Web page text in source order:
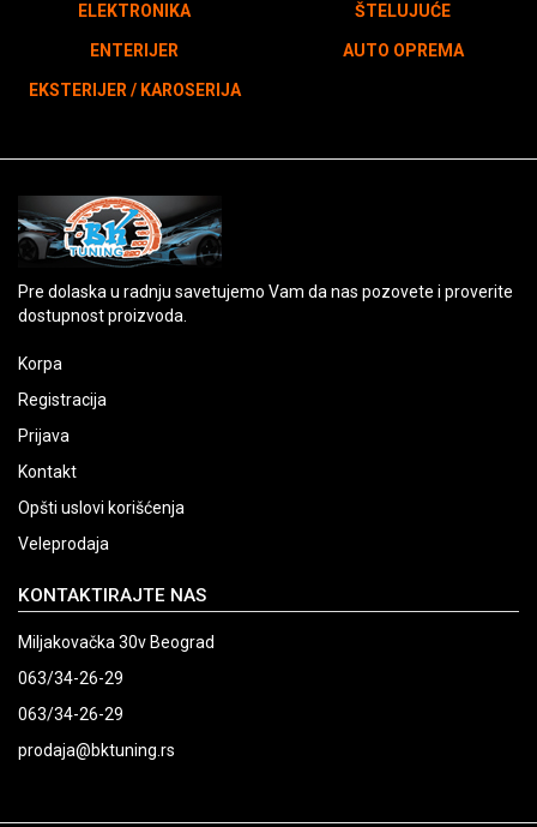
ELEKTRONIKA
ENTERIJER
EKSTERIJER / KAROSERIJA
ŠTELUJUĆE
AUTO OPREMA
Pre dolaska u radnju savetujemo Vam da nas pozovete i proverite
dostupnost proizvoda.
Korpa
Registracija
Prijava
Kontakt
Opšti uslovi korišćenja
Veleprodaja
KONTAKTIRAJTE NAS
Miljakovačka 30v Beograd
063/34-26-29
063/34-26-29
prodaja@bktuning.rs